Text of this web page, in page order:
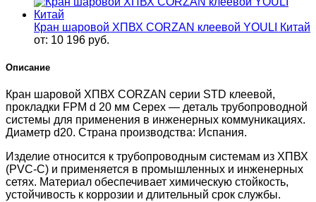
Кран шаровой ХПВХ CORZAN клеевой YOULI Китай
от: 10 196 руб.
Описание
Кран шаровой ХПВХ CORZAN серии STD клеевой,
прокладки FPM d 20 мм Cepex — деталь трубопроводной
системы для применения в инженерных коммуникациях.
Диаметр d20. Страна производства: Испания.
Изделие относится к трубопроводным системам из ХПВХ
(PVC-C) и применяется в промышленных и инженерных
сетях. Материал обеспечивает химическую стойкость,
устойчивость к коррозии и длительный срок службы.